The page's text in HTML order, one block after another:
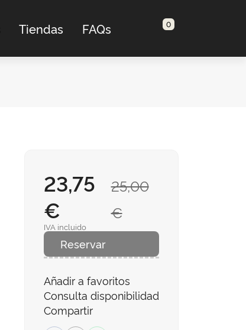
Tiendas FAQs 0
25,00
€
23,75
€
IVA incluido
Reservar
Añadir a favoritos
Consulta disponibilidad
Compartir